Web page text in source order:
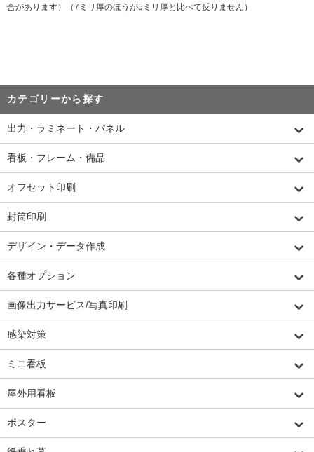
合があります）（7ミリ厚のほうが5ミリ厚と比べて反りません）
カテゴリーから探す
出力・ラミネート・パネル
看板・フレーム・備品
オフセット印刷
封筒印刷
デザイン・データ作成
各種オプション
画像出力サービス/写真印刷
感染対策
ミニ看板
屋外用看板
ポスター